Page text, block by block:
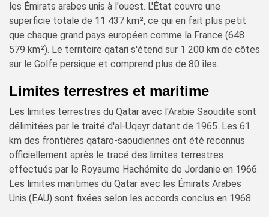
les Émirats arabes unis à l'ouest. L'État couvre une
superficie totale de 11 437 km², ce qui en fait plus petit
que chaque grand pays européen comme la France (648
579 km²). Le territoire qatari s'étend sur 1 200 km de côtes
sur le Golfe persique et comprend plus de 80 îles.
Limites terrestres et maritime
Les limites terrestres du Qatar avec l'Arabie Saoudite sont
délimitées par le traité d'al-Uqayr datant de 1965. Les 61
km des frontières qataro-saoudiennes ont été reconnus
officiellement après le tracé des limites terrestres
effectués par le Royaume Hachémite de Jordanie en 1966.
Les limites maritimes du Qatar avec les Émirats Arabes
Unis (EAU) sont fixées selon les accords conclus en 1968.